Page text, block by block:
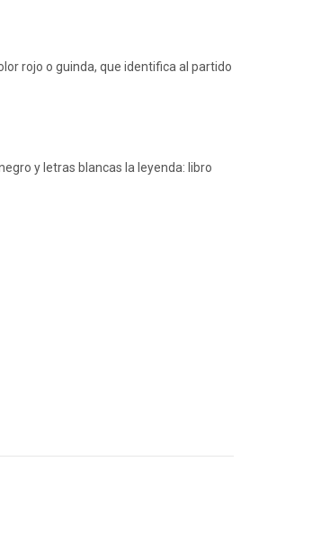
rojo o guinda, que identifica al partido
y letras blancas la leyenda: libro